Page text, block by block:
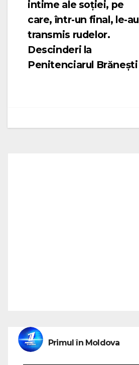
articole
intime ale soției, pe
care, într-un final, le-au
transmis rudelor.
Descinderi la
Penitenciarul Brănești
Primul în Moldova